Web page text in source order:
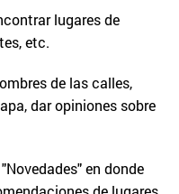
lugares de
etc.
de las calles,
dar opiniones sobre
en donde